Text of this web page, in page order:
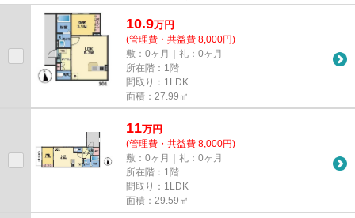
10.9万円
(管理費・共益費 8,000円)
敷：0ヶ月｜礼：0ヶ月
所在階：1階
間取り：1LDK
面積：27.99㎡
11万円
(管理費・共益費 8,000円)
敷：0ヶ月｜礼：0ヶ月
所在階：1階
間取り：1LDK
面積：29.59㎡